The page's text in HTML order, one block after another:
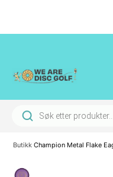
innholdet
Products search
Butikk Champion Metal Flake